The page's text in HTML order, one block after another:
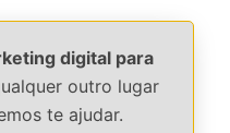
digital para
outro lugar
te ajudar.